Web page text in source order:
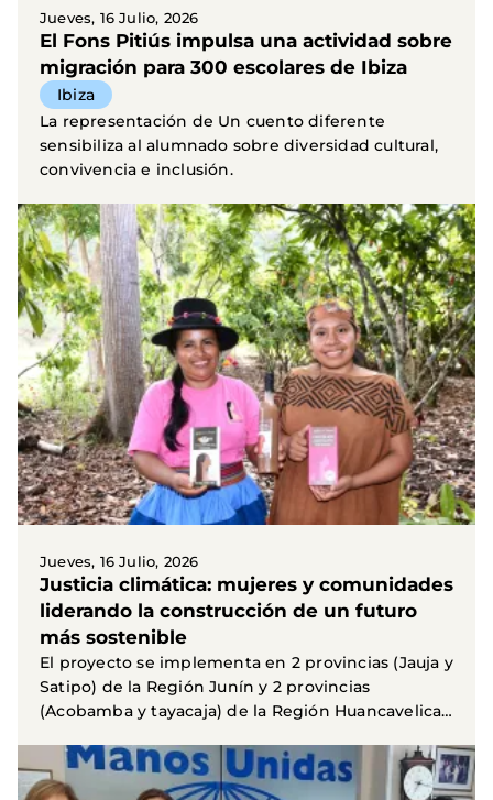
Jueves, 16 Julio, 2026
El Fons Pitiús impulsa una actividad sobre
migración para 300 escolares de Ibiza
Ibiza
La representación de Un cuento diferente
sensibiliza al alumnado sobre diversidad cultural,
convivencia e inclusión.
Jueves, 16 Julio, 2026
Justicia climática: mujeres y comunidades
liderando la construcción de un futuro
más sostenible
El proyecto se implementa en 2 provincias (Jauja y
Satipo) de la Región Junín y 2 provincias
(Acobamba y tayacaja) de la Región Huancavelica